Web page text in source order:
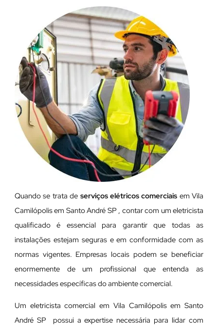
Quando se trata de serviços elétricos comerciais em Vila
Camilópolis em Santo André SP , contar com um eletricista
qualificado é essencial para garantir que todas as
instalações estejam seguras e em conformidade com as
normas vigentes. Empresas locais podem se beneficiar
enormemente de um profissional que entenda as
necessidades específicas do ambiente comercial.
Um eletricista comercial em Vila Camilópolis em Santo
André SP possui a expertise necessária para lidar com